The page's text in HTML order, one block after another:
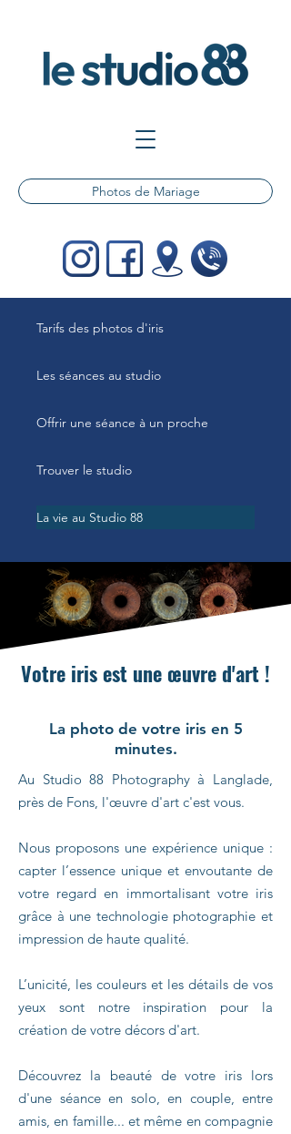
Photos de Mariage
Tarifs des photos d'iris
Les séances au studio
Offrir une séance à un proche
Trouver le studio
La vie au Studio 88
Votre iris est une œuvre d'art !
La photo de votre iris en 5
minutes.
Au Studio 88 Photography à Langlade,
près de Fons, l'œuvre d'art c'est vous.
Nous proposons une expérience unique :
capter l’essence unique et envoutante de
votre regard en immortalisant votre iris
grâce à une technologie photographie et
impression de haute qualité.
L’unicité, les couleurs et les détails de vos
yeux sont notre inspiration pour la
création de votre décors d'art.
Découvrez la beauté de votre iris lors
d'une séance en solo, en couple, entre
amis, en famille... et même en compagnie